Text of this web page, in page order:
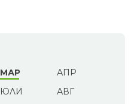
МАР
АПР
ЮЛИ
АВГ